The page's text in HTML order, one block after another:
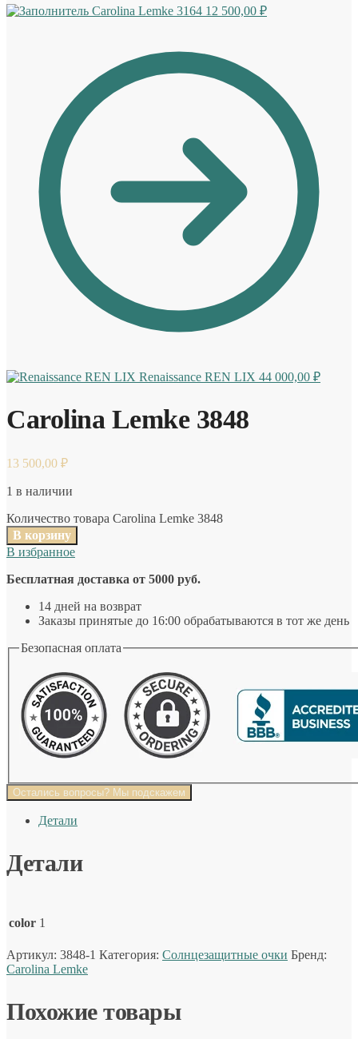
Carolina Lemke 3164 12 500,00 ₽
Renaissance REN LIX 44 000,00 ₽
Carolina Lemke 3848
13 500,00 ₽
1 в наличии
Количество товара Carolina Lemke 3848
В корзину
В избранное
Бесплатная доставка от 5000 руб.
14 дней на возврат
Заказы принятые до 16:00 обрабатываются в тот же день
Безопасная оплата
Остались вопросы? Мы подскажем
Детали
Детали
color 1
Артикул: 3848-1 Категория: Солнцезащитные очки Бренд:
Carolina Lemke
Похожие товары